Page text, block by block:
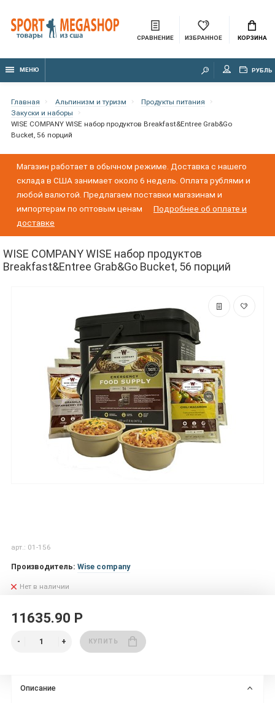
СРАВНЕНИЕ ИЗБРАННОЕ КОРЗИНА
МЕНЮ РУБЛЬ
Главная Альпинизм и туризм
Продукты питания
Закуски и наборы
WISE COMPANY WISE набор продуктов Breakfast&Entree Grab&Go
Bucket, 56 порций
Магазин работает в обычном режиме. Доставка с нашего
склада в США занимает около 6 недель. Оплата рублями и
любой валютой. Предлагаем поставки магазинам и
импортерам по оптовым ценам
Подробнее об оплате и
доставке
WISE COMPANY WISE набор продуктов
Breakfast&Entree Grab&Go Bucket, 56 порций
арт.: 01-156
Производитель: Wise company
Нет в наличии
11635.90 Р
КУПИТЬ
Описание